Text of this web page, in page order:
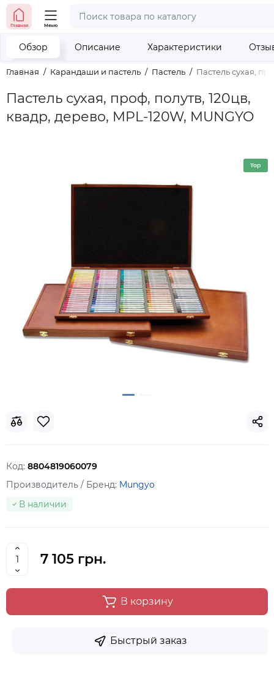
тел. (098) 673-42-06
наши контакты
Главная Меню
Главная Карандаши и пастель Пастель Пастель сухая,
Пастель сухая, проф, полутв, 120цв,
квадр, дерево, MPL-120W, MUNGYO
Обзор Описание Характеристики
Top
Код: 8804819060079
Производитель / Бренд: Mungyo
В наличии
7 105 грн.
В корзину
Быстрый заказ